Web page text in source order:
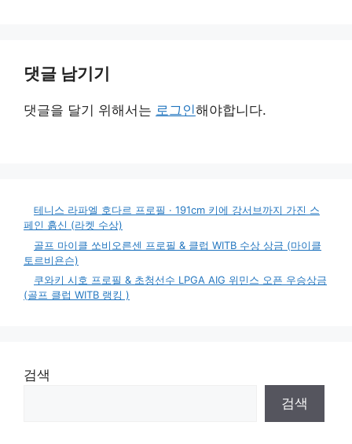
댓글 남기기
댓글을 달기 위해서는 로그인해야합니다.
테니스 라파엘 호다르 프로필 · 191cm 키에 강서브까지 가진 스
페인 흙신 (라켓 수상)
골프 마이클 쏘비오른센 프로필 & 클럽 WITB 수상 상금 (마이클
토르비욘슨)
쿠와키 시호 프로필 & 초청선수 LPGA AIG 위민스 오픈 우승상금
(골프 클럽 WITB 랭킹 )
검색
검색